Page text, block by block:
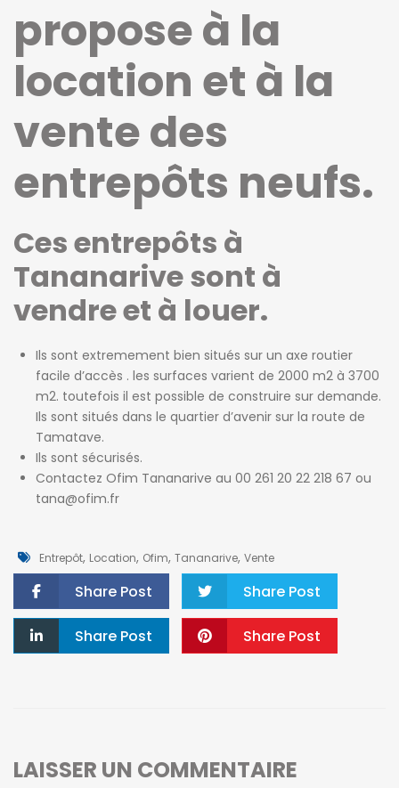
propose à la
location et à la
vente des
entrepôts neufs.
Ces entrepôts à
Tananarive sont à
vendre et à louer.
Ils sont extremement bien situés sur un axe routier
facile d’accès . les surfaces varient de 2000 m2 à 3700
m2. toutefois il est possible de construire sur demande.
Ils sont situés dans le quartier d’avenir sur la route de
Tamatave.
Ils sont sécurisés.
Contactez Ofim Tananarive au 00 261 20 22 218 67 ou
tana@ofim.fr
Entrepôt, Location, Ofim, Tananarive, Vente
Share Post Share Post
Share Post Share Post
LAISSER UN COMMENTAIRE